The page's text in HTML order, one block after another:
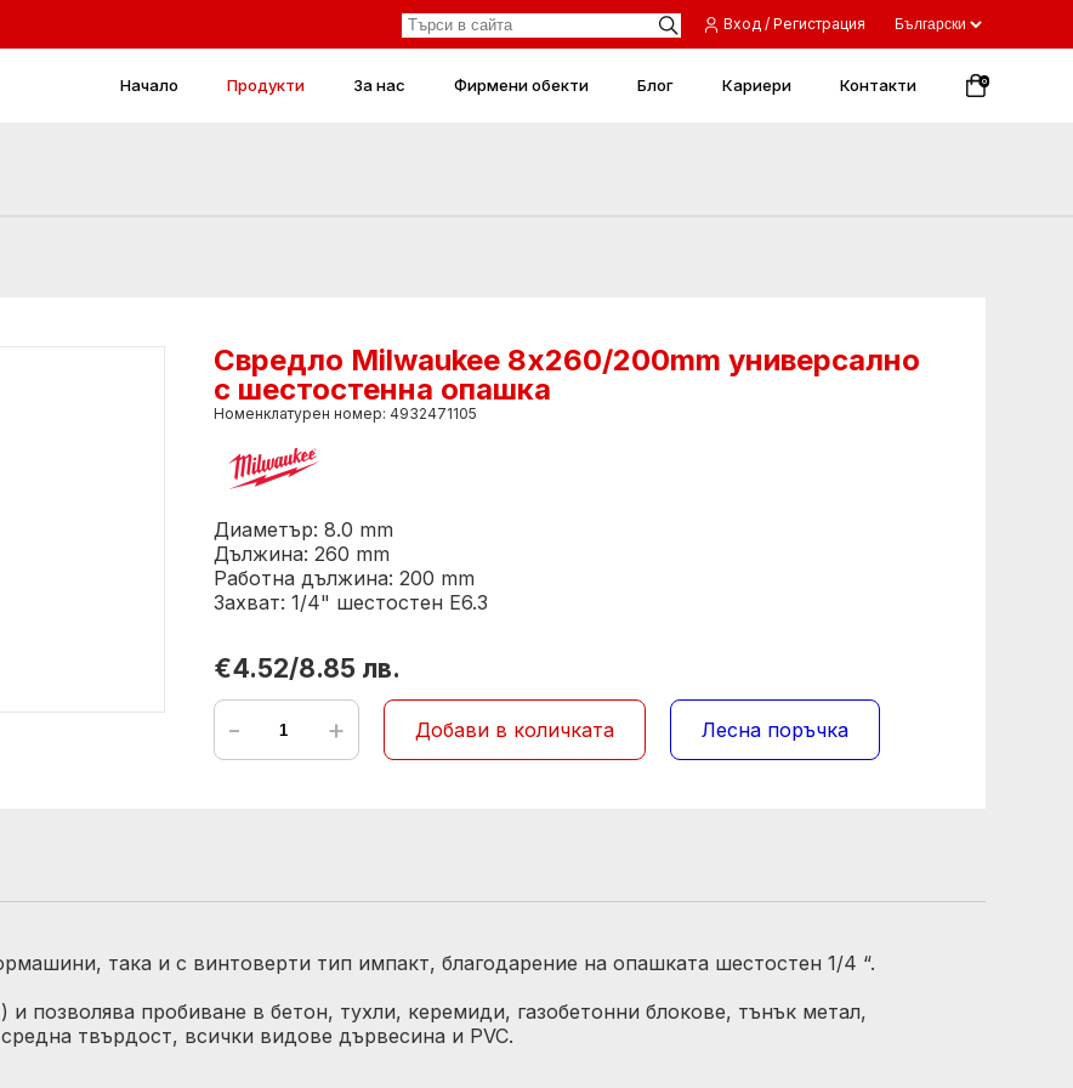
Вход / Регистрация
0
Начало Продукти За нас Фирмени обекти Блог Кариери Контакти
Свредло Milwaukee 8х260/200mm универсално
с шестостенна опашка
Номенклатурен номер: 4932471105
Диаметър: 8.0 mm
Дължина: 260 mm
Работна дължина: 200 mm
Захват: 1/4" шестостен Е6.3
€4.52/8.85 лв.
- + Добави в количката Лесна поръчка
така и с винтоверти тип импакт, благодарение на опашката шестостен 1/4 “.
позволява пробиване в бетон, тухли, керемиди, газобетонни блокове, тънък метал,
твърдост, всички видове дървесина и PVC.